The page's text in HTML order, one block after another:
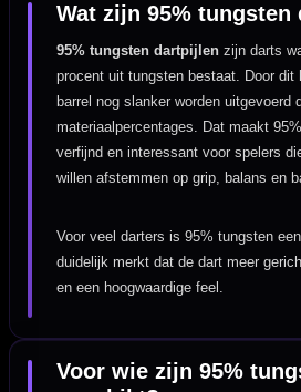
Wat zijn 95% tungsten
95% tungsten dartpijlen zijn darts
procent uit tungsten bestaat. Door dit
barrel nog slanker worden uitgevoerd
materiaalpercentages. Dat maakt
verfijnd en interessant voor spelers
willen afstemmen op grip, balans en
Voor veel darters is 95% tungsten
duidelijk merkt dat de dart meer
en een hoogwaardige feel.
Voor wie zijn 95%